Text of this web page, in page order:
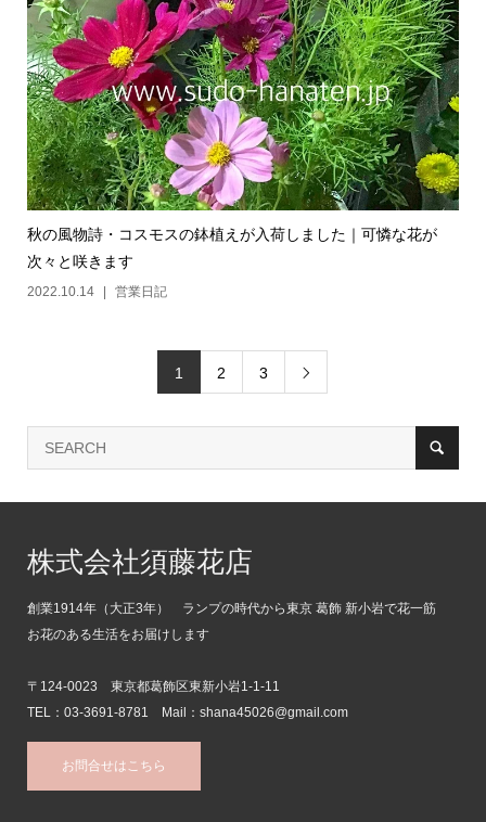
秋の風物詩・コスモスの鉢植えが入荷しました｜可憐な花が
次々と咲きます
2022.10.14 営業日記
1 2 3 
株式会社須藤花店
創業1914年（大正3年） ランプの時代から東京 葛飾 新小岩で花一筋
お花のある生活をお届けします
〒124-0023 東京都葛飾区東新小岩1-1-11
TEL：03-3691-8781 Mail：shana45026@gmail.com
お問合せはこちら